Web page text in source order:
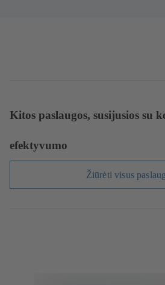
Kitos paslaugos, susijusios su
efektyvumo
Žiūrėti visus